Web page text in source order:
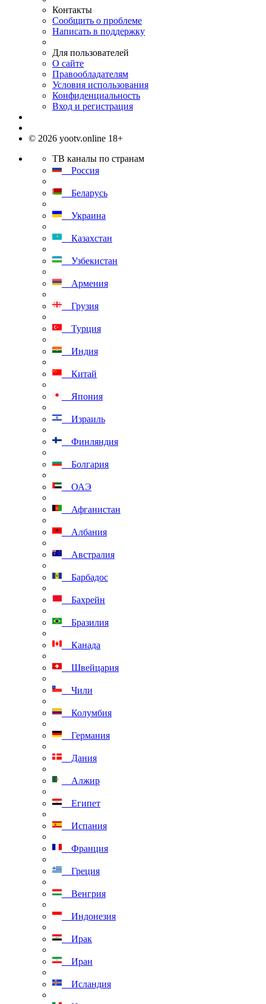
Контакты
Сообщить о проблеме
Написать в поддержку
Для пользователей
О сайте
Правообладателям
Условия использования
Конфиденциальность
Вход и регистрация
© 2026 yootv.online 18+
ТВ каналы по странам
Россия
Беларусь
Украина
Казахстан
Узбекистан
Армения
Грузия
Турция
Индия
Китай
Япония
Израиль
Финляндия
Болгария
ОАЭ
Афганистан
Албания
Австралия
Барбадос
Бахрейн
Бразилия
Канада
Швейцария
Чили
Колумбия
Германия
Дания
Алжир
Египет
Испания
Франция
Греция
Венгрия
Индонезия
Ирак
Иран
Исландия